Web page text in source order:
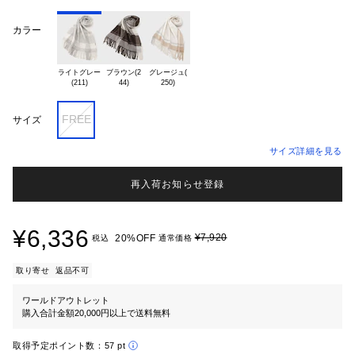
カラー
ライトグレー
(211)
ブラウン(2
44)
グレージュ(
サイズ FREE
サイズ詳細を見る
再入荷お知らせ登録
¥6,336 税込 20%OFF 通常価格¥7,920
取り寄せ 返品不可
ワールドアウトレット
購入合計金額20,000円以上で送料無料
取得予定ポイント数： 57 pt